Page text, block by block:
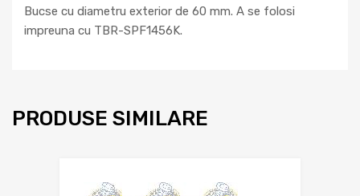
Bucse cu diametru exterior de 60 mm. A se folosi
impreuna cu TBR-SPF1456K.
PRODUSE SIMILARE